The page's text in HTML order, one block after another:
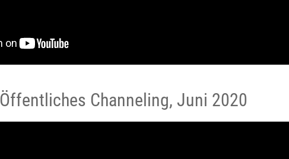
Channeling, Juni 2020